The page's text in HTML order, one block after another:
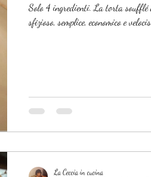
Solo 4 ingredienti. La torta soufflé
sfizioso, semplice, economico e
La Ceccia in cucina